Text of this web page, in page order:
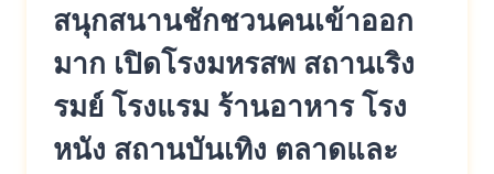
สนุกสนานชักชวนคนเข้าออก
มาก เปิดโรงมหรสพ สถานเริง
รมย์ โรงแรม ร้านอาหาร โรง
หนัง สถานบันเทิง ตลาดและ